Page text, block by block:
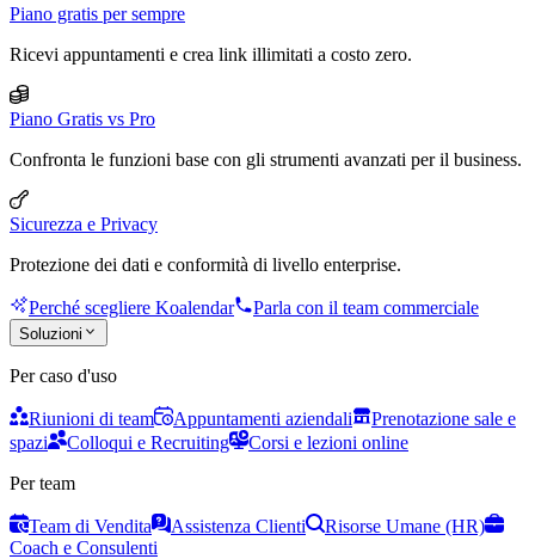
Piano gratis per sempre
Ricevi appuntamenti e crea link illimitati a costo zero.
Piano Gratis vs Pro
Confronta le funzioni base con gli strumenti avanzati per il business.
Sicurezza e Privacy
Protezione dei dati e conformità di livello enterprise.
Perché scegliere Koalendar Parla con il team commerciale
Soluzioni
Per caso d'uso
Riunioni di team Appuntamenti aziendali
Prenotazione sale e
spazi
Colloqui e Recruiting
Corsi e lezioni online
Per team
Team di Vendita Assistenza Clienti
Risorse Umane (HR)
Coach e Consulenti